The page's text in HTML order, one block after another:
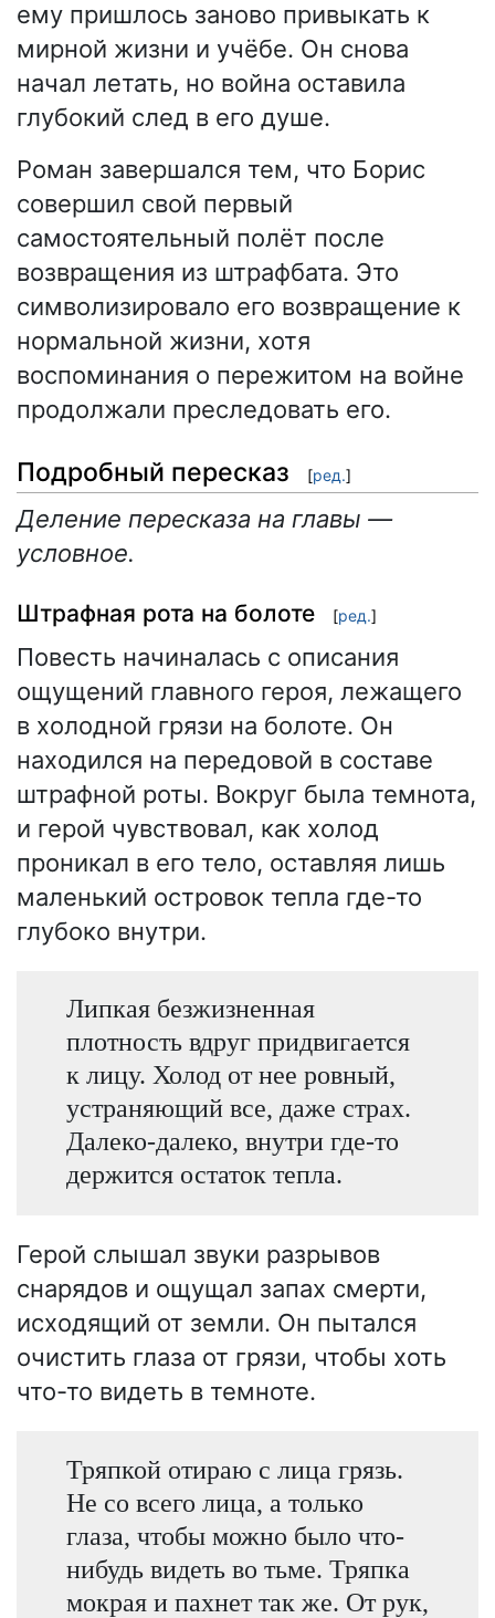
ему пришлось заново привыкать к
мирной жизни и учёбе. Он снова
начал летать, но война оставила
глубокий след в его душе.
Роман завершался тем, что Борис
совершил свой первый
самостоятельный полёт после
возвращения из штрафбата. Это
символизировало его возвращение к
нормальной жизни, хотя
воспоминания о пережитом на войне
продолжали преследовать его.
Подробный пересказ [ред.]
Деление пересказа на главы —
условное.
Штрафная рота на болоте [ред.]
Повесть начиналась с описания
ощущений главного героя, лежащего
в холодной грязи на болоте. Он
находился на передовой в составе
штрафной роты. Вокруг была темнота,
и герой чувствовал, как холод
проникал в его тело, оставляя лишь
маленький островок тепла где-то
глубоко внутри.
Липкая безжизненная
плотность вдруг придвигается
к лицу. Холод от нее ровный,
устраняющий все, даже страх.
Далеко-далеко, внутри где-то
держится остаток тепла.
Герой слышал звуки разрывов
снарядов и ощущал запах смерти,
исходящий от земли. Он пытался
очистить глаза от грязи, чтобы хоть
что-то видеть в темноте.
Тряпкой отираю с лица грязь.
Не со всего лица, а только
глаза, чтобы можно было что-
нибудь видеть во тьме. Тряпка
мокрая и пахнет так же. От рук,